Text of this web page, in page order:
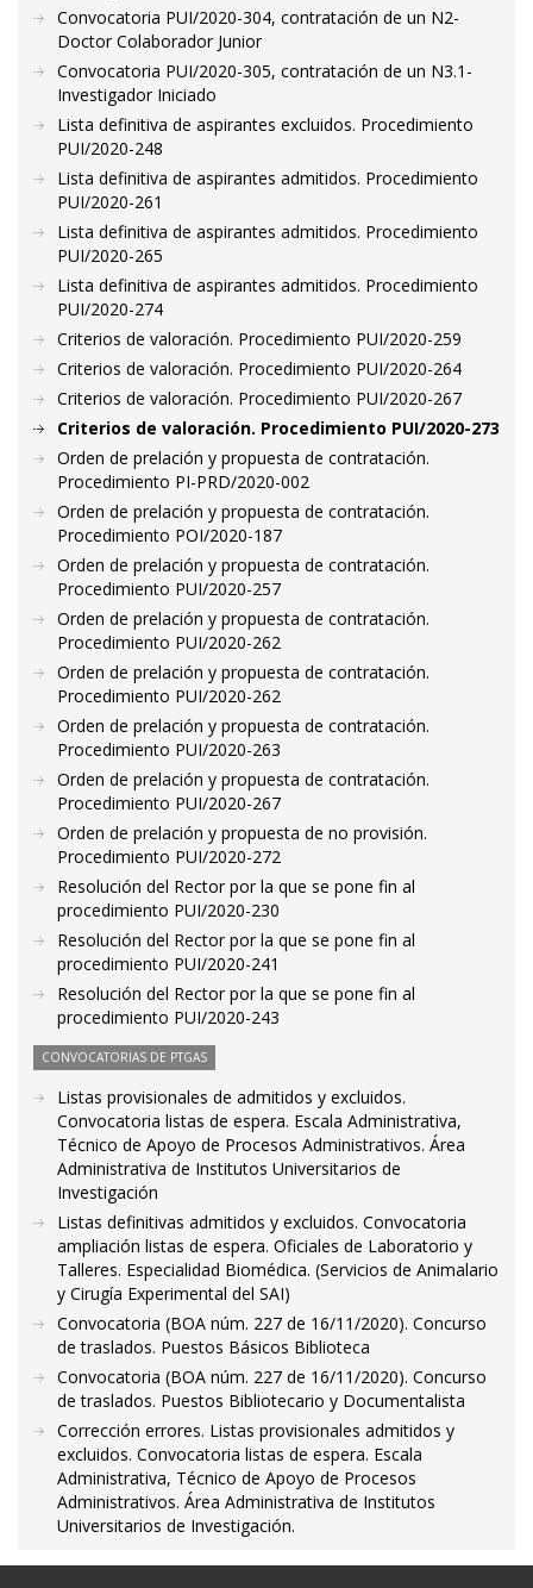
Convocatoria PUI/2020-304, contratación de un N2-
Doctor Colaborador Junior
Convocatoria PUI/2020-305, contratación de un N3.1-
Investigador Iniciado
Lista definitiva de aspirantes excluidos. Procedimiento
PUI/2020-248
Lista definitiva de aspirantes admitidos. Procedimiento
PUI/2020-261
Lista definitiva de aspirantes admitidos. Procedimiento
PUI/2020-265
Lista definitiva de aspirantes admitidos. Procedimiento
PUI/2020-274
Criterios de valoración. Procedimiento PUI/2020-259
Criterios de valoración. Procedimiento PUI/2020-264
Criterios de valoración. Procedimiento PUI/2020-267
Criterios de valoración. Procedimiento PUI/2020-273
Orden de prelación y propuesta de contratación.
Procedimiento PI-PRD/2020-002
Orden de prelación y propuesta de contratación.
Procedimiento POI/2020-187
Orden de prelación y propuesta de contratación.
Procedimiento PUI/2020-257
Orden de prelación y propuesta de contratación.
Procedimiento PUI/2020-262
Orden de prelación y propuesta de contratación.
Procedimiento PUI/2020-262
Orden de prelación y propuesta de contratación.
Procedimiento PUI/2020-263
Orden de prelación y propuesta de contratación.
Procedimiento PUI/2020-267
Orden de prelación y propuesta de no provisión.
Procedimiento PUI/2020-272
Resolución del Rector por la que se pone fin al
procedimiento PUI/2020-230
Resolución del Rector por la que se pone fin al
procedimiento PUI/2020-241
Resolución del Rector por la que se pone fin al
procedimiento PUI/2020-243
CONVOCATORIAS DE PTGAS
Listas provisionales de admitidos y excluidos.
Convocatoria listas de espera. Escala Administrativa,
Técnico de Apoyo de Procesos Administrativos. Área
Administrativa de Institutos Universitarios de
Investigación
Listas definitivas admitidos y excluidos. Convocatoria
ampliación listas de espera. Oficiales de Laboratorio y
Talleres. Especialidad Biomédica. (Servicios de Animalario
y Cirugía Experimental del SAI)
Convocatoria (BOA núm. 227 de 16/11/2020). Concurso
de traslados. Puestos Básicos Biblioteca
Convocatoria (BOA núm. 227 de 16/11/2020). Concurso
de traslados. Puestos Bibliotecario y Documentalista
Corrección errores. Listas provisionales admitidos y
excluidos. Convocatoria listas de espera. Escala
Administrativa, Técnico de Apoyo de Procesos
Administrativos. Área Administrativa de Institutos
Universitarios de Investigación.